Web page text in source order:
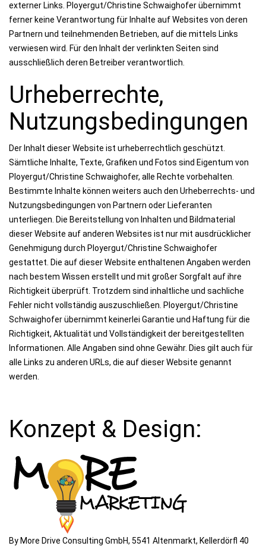
externer Links. Ployergut/Christine Schwaighofer übernimmt
ferner keine Verantwortung für Inhalte auf Websites von deren
Partnern und teilnehmenden Betrieben, auf die mittels Links
verwiesen wird. Für den Inhalt der verlinkten Seiten sind
ausschließlich deren Betreiber verantwortlich.
Urheberrechte,
Nutzungsbedingungen
Der Inhalt dieser Website ist urheberrechtlich geschützt.
Sämtliche Inhalte, Texte, Grafiken und Fotos sind Eigentum von
Ployergut/Christine Schwaighofer, alle Rechte vorbehalten.
Bestimmte Inhalte können weiters auch den Urheberrechts- und
Nutzungsbedingungen von Partnern oder Lieferanten
unterliegen. Die Bereitstellung von Inhalten und Bildmaterial
dieser Website auf anderen Websites ist nur mit ausdrücklicher
Genehmigung durch Ployergut/Christine Schwaighofer
gestattet. Die auf dieser Website enthaltenen Angaben werden
nach bestem Wissen erstellt und mit großer Sorgfalt auf ihre
Richtigkeit überprüft. Trotzdem sind inhaltliche und sachliche
Fehler nicht vollständig auszuschließen. Ployergut/Christine
Schwaighofer übernimmt keinerlei Garantie und Haftung für die
Richtigkeit, Aktualität und Vollständigkeit der bereitgestellten
Informationen. Alle Angaben sind ohne Gewähr. Dies gilt auch für
alle Links zu anderen URLs, die auf dieser Website genannt
werden.
Konzept & Design:
By More Drive Consulting GmbH, 5541 Altenmarkt, Kellerdörfl 40